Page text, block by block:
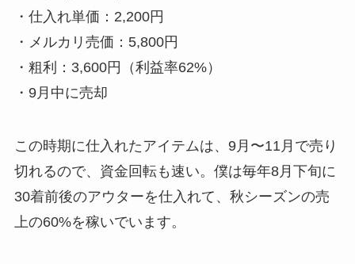
・仕入れ単価：2,200円
・メルカリ売価：5,800円
・粗利：3,600円（利益率62%）
・9月中に売却
この時期に仕入れたアイテムは、9月〜11月で売り
切れるので、資金回転も速い。僕は毎年8月下旬に
30着前後のアウターを仕入れて、秋シーズンの売
上の60%を稼いでいます。